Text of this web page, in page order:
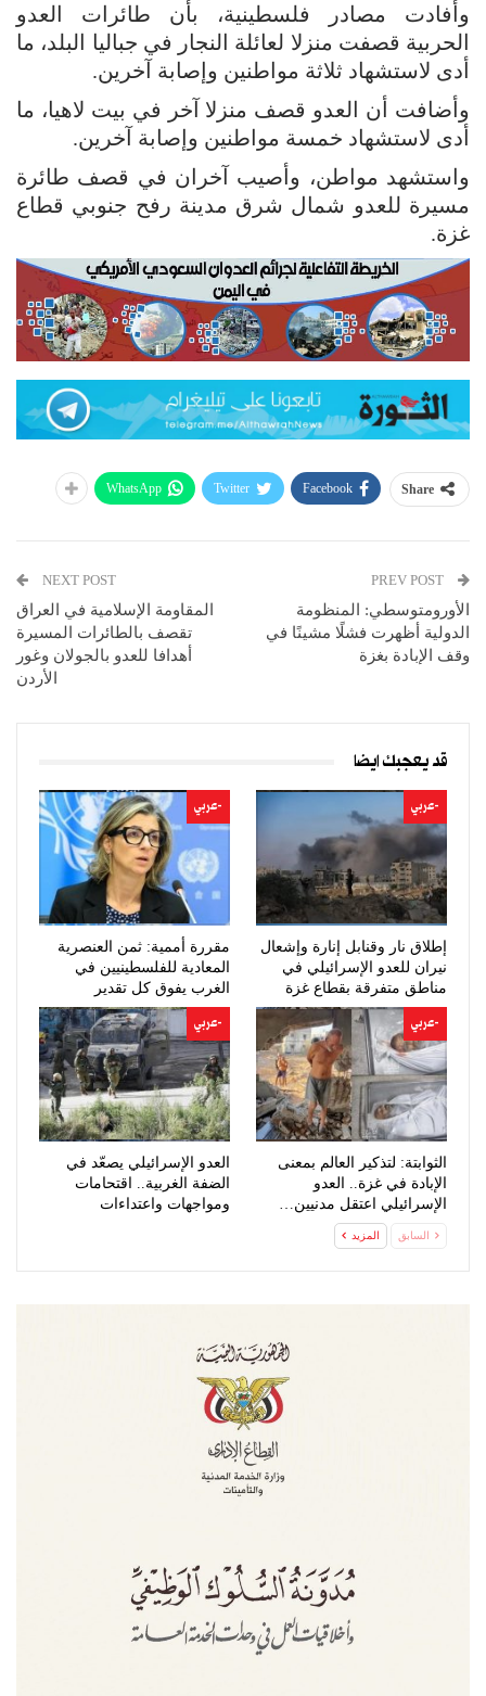
وأفادت مصادر فلسطينية، بأن طائرات العدو
الحربية قصفت منزلا لعائلة النجار في جباليا البلد، ما
أدى لاستشهاد ثلاثة مواطنين وإصابة آخرين.
وأضافت أن العدو قصف منزلا آخر في بيت لاهيا، ما
أدى لاستشهاد خمسة مواطنين وإصابة آخرين.
واستشهد مواطن، وأصيب آخران في قصف طائرة
مسيرة للعدو شمال شرق مدينة رفح جنوبي قطاع
غزة.
Share
Facebook
Twitter
WhatsApp
الأورومتوسطي: المنظومة
الدولية أظهرت فشلًا مشينًا في
وقف الإبادة بغزة
NEXT POST
المقاومة الإسلامية في العراق
تقصف بالطائرات المسيرة
أهدافا للعدو بالجولان وغور
الأردن
قد يعجبك ايضا
-عربي
إطلاق نار وقنابل إنارة وإشعال
نيران للعدو الإسرائيلي في
مناطق متفرقة بقطاع غزة
-عربي
مقررة أممية: ثمن العنصرية
المعادية للفلسطينيين في
الغرب يفوق كل تقدير
-عربي
الثوابتة: لتذكير العالم بمعنى
الإبادة في غزة.. العدو
الإسرائيلي اعتقل مدنيين…
-عربي
العدو الإسرائيلي يصعّد في
الضفة الغربية.. اقتحامات
ومواجهات واعتداءات
السابق المزيد